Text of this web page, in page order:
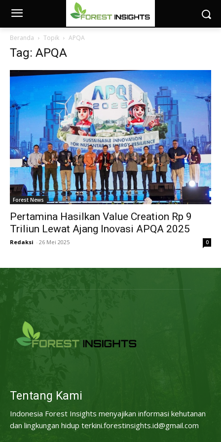
Beranda Topik APQA
Tag: APQA
Forest News
Pertamina Hasilkan Value Creation Rp 9
Triliun Lewat Ajang Inovasi APQA 2025
Redaksi - 26 Mei 2025 0
Tentang Kami
Indonesia Forest Insights menyajikan informasi kehutanan
dan lingkungan hidup terkini.forestinsights.id@gmail.com